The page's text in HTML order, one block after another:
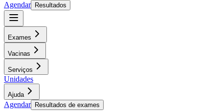
Agendar
Resultados
Exames
Vacinas
Serviços
Unidades
Ajuda
Agendar Resultados de exames